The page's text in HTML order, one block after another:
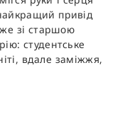
привід
зі старшою
студентське
вдале заміжжя,